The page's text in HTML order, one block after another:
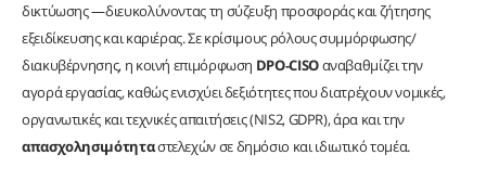
δικτύωσης —διευκολύνοντας τη σύζευξη προσφοράς και ζήτησης
εξειδίκευσης και καριέρας. Σε κρίσιμους ρόλους συμμόρφωσης/
διακυβέρνησης, η κοινή επιμόρφωση DPO‑CISOαναβαθμίζει την
αγορά εργασίας, καθώς ενισχύει δεξιότητες που διατρέχουν νομικές,
οργανωτικές και τεχνικές απαιτήσεις (NIS2, GDPR), άρα και την
απασχολησιμότηταστελεχών σε δημόσιο και ιδιωτικό τομέα.